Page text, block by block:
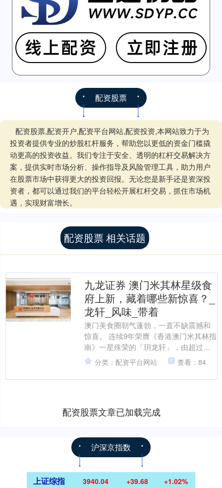
配资股票
配资股票,配资开户,配资平台网站,配资投资,本网站致力于为
投资者提供专业的炒股杠杆服务，帮助您以更低的资金门槛撬
动更高的投资收益。我们专注于安全、透明的杠杆交易解决方
案，提供实时市场分析、操作指导及风险管理工具，助力用户
在股票市场中获得更大的投资回报。无论您是新手还是资深投
资者，都可以通过我们的平台轻松开展杠杆交易，抓住市场机
遇，实现财富增长。
配资股票 相关话题
九龙证券 澳门米其林星级食
府上新，藏着哪些新惊喜？_
龙轩_风味_带着
澳门美食圈朝气蓬勃，一直不缺震撼和
惊喜。 连续9年荣膺《香港澳门米其林指
南》一星殊荣的「玥龙轩」，由超过二
十年粤菜经验的行政总厨黄炜皓掌舵，
以当代技法解构粤式风....
分类：配资平台网站 查看：84
配资股票文章已加载完成
沪深京指数
上证综指 3940.04 +39.68 +1.02%